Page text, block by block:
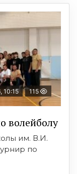
10:15 115
волейболу
им. В.И.
по